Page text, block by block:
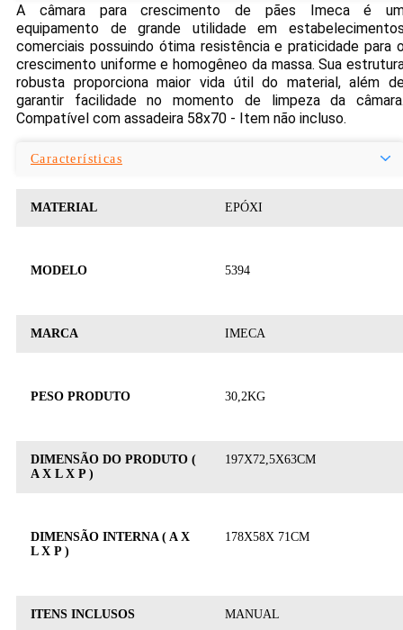
A câmara para crescimento de pães Imeca é
equipamento de grande utilidade em
comerciais possuindo ótima resistência e praticidade para
crescimento uniforme e homogêneo da massa. Sua
robusta proporciona maior vida útil do material, além
garantir facilidade no momento de limpeza da
Compatível com assadeira 58x70 - Item não incluso.
Características
MATERIAL EPÓXI
MODELO 5394
MARCA IMECA
PESO PRODUTO 30,2KG
DIMENSÃO DO PRODUTO (
A X L X P )
197X72,5X63CM
DIMENSÃO INTERNA ( A X
L X P )
178X58X 71CM
ITENS INCLUSOS MANUAL